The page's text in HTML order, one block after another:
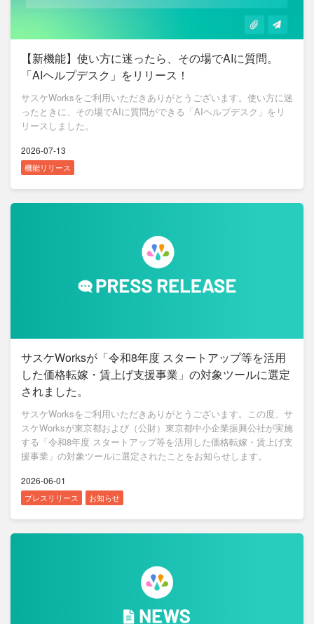
【新機能】使い方に迷ったら、その場でAIに質問。
「AIヘルプデスク」をリリース！
サスケWorksをご利用いただきありがとうございます。使い方に迷
ったときに、その場でAIに質問ができる「AIヘルプデスク」をリ
リースしました。
2026-07-13
機能リリース
サスケWorksが「令和8年度 スタートアップ等を活用
した価格転嫁・賃上げ支援事業」の対象ツールに選定
されました。
サスケWorksをご利用いただきありがとうございます。この度、サ
スケWorksが東京都および（公財）東京都中小企業振興公社が実施
する「令和8年度 スタートアップ等を活用した価格転嫁・賃上げ支
援事業」の対象ツールに選定されたことをお知らせします。
2026-06-01
プレスリリース お知らせ